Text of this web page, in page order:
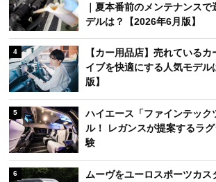
｜夏本番前のメンテナンス
デルは？【2026年6月版】
4
【カー用品店】売れている
イブを快適にする人気モデル
版】
5
ハイエース「ファインテック
ル！ レガンスが提案するラ
験
6
ムーヴをユーロスポーツカス